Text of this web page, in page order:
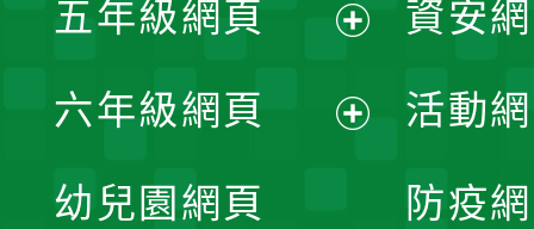
選
單
開
選
五年級網頁
開
六年級網頁
幼兒園網頁
資安
活動
防疫